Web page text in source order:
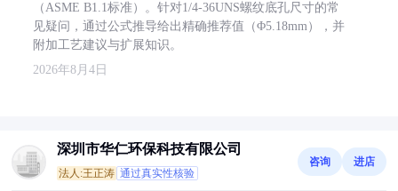
（ASME B1.1标准）。针对1/4-36UNS螺纹底孔尺寸的常
见疑问，通过公式推导给出精确推荐值（Φ5.18mm），并
附加工艺建议与扩展知识。
2026年8月4日
深圳市华仁环保科技有限公司
法人:王正涛 通过真实性核验
咨询 进店